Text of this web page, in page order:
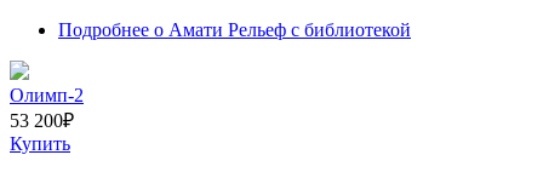
Подробнее о Амати Рельеф с библиотекой
Олимп-2
53 200₽
Купить